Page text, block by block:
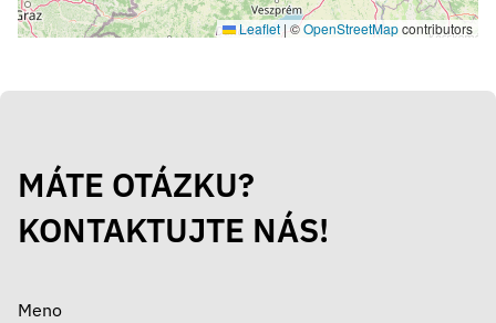
Leaflet |©OpenStreetMapcontributors
MÁTE OTÁZKU?
KONTAKTUJTE NÁS!
Meno